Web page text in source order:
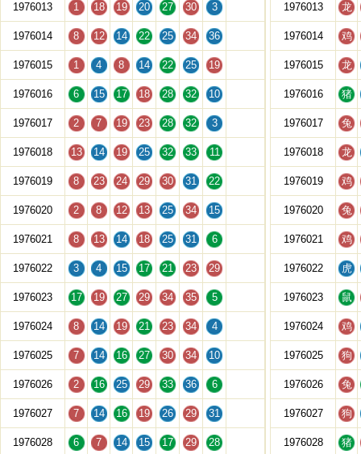
1976013 1 18 19 20 27 30 3
1976014 8 12 14 22 25 34 36
1976015 1 4 8 14 22 25 19
1976016 6 15 17 18 28 32 10
1976017 2 7 19 23 28 32 3
1976018 13 14 19 25 32 33 11
1976019 8 23 24 29 30 31 22
1976020 2 8 12 13 25 34 15
1976021 8 13 14 18 25 31 6
1976022 3 4 15 17 21 23 29
1976023 17 19 27 29 34 35 5
1976024 8 14 19 21 23 34 4
1976025 7 14 16 27 30 34 10
1976026 2 16 25 29 33 36 6
1976027 7 14 16 19 26 29 31
1976028 6 7 14 15 17 29 28
1976013 龙
1976014 鸡
1976015 龙
1976016 猪
1976017 兔
1976018 龙
1976019 鸡
1976020 兔
1976021 鸡
1976022 虎
1976023 鼠
1976024 鸡
1976025 狗
1976026 兔
1976027 狗
1976028 猪